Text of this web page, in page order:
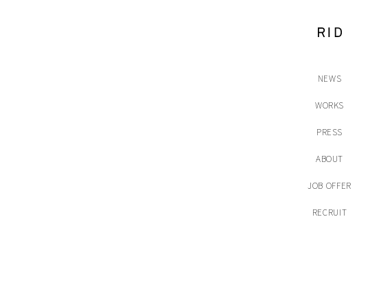
NEWS
WORKS
PRESS
ABOUT
JOB OFFER
RECRUIT